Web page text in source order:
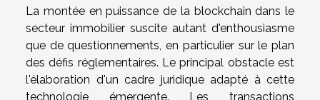
La montée en puissance de la blockchain dans le
secteur immobilier suscite autant d'enthousiasme
que de questionnements, en particulier sur le plan
des défis réglementaires. Le principal obstacle est
l'élaboration d'un cadre juridique adapté à cette
technologie émergente. Les transactions